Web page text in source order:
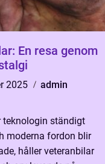
En resa genom
2025
admin
teknologin ständigt
moderna fordon blir
håller veteranbilar